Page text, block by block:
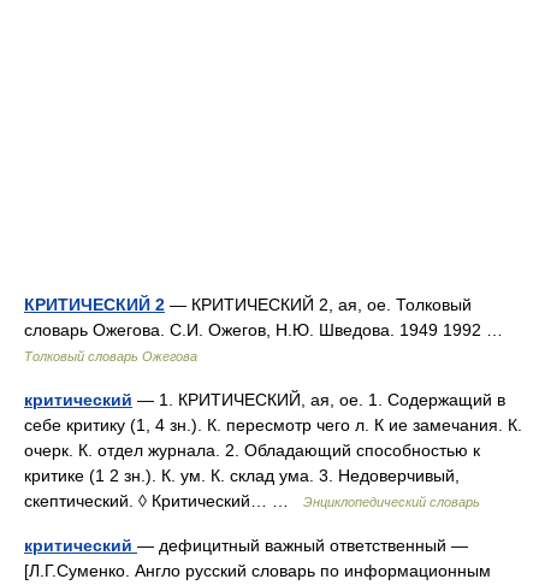
КРИТИЧЕСКИЙ 2 — КРИТИЧЕСКИЙ 2, ая, ое. Толковый
словарь Ожегова. С.И. Ожегов, Н.Ю. Шведова. 1949 1992 …
Толковый словарь Ожегова
критический — 1. КРИТИЧЕСКИЙ, ая, ое. 1. Содержащий в
себе критику (1, 4 зн.). К. пересмотр чего л. К ие замечания. К.
очерк. К. отдел журнала. 2. Обладающий способностью к
критике (1 2 зн.). К. ум. К. склад ума. 3. Недоверчивый,
скептический. ◊ Критический… …
Энциклопедический словарь
критический — дефицитный важный ответственный —
[Л.Г.Суменко. Англо русский словарь по информационным